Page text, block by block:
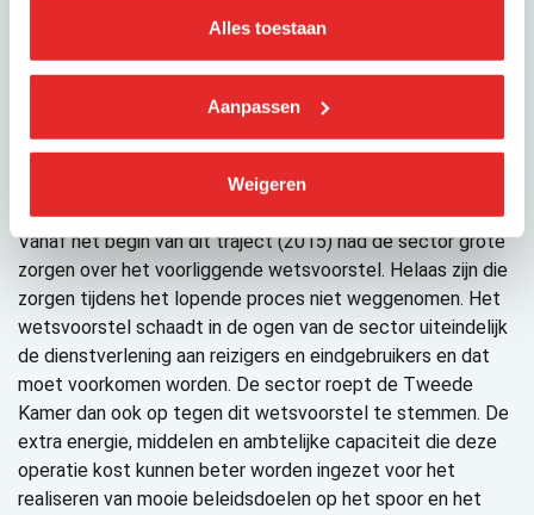
Alles toestaan
Aanpassen
Weigeren
via het spoor. Daarnaast staat de sector vanwege de
uitdaging om de reiziger weer terug in de trein te krijgen.
Wat de sector betreft kan het kabinet zich – samen met
de sector – beter richten op het realiseren van deze
omvorming van ProRail naar een ZBO.
Vanaf het begin van dit traject (2015) had de sector grote
zorgen over het voorliggende wetsvoorstel. Helaas zijn die
zorgen tijdens het lopende proces niet weggenomen. Het
wetsvoorstel schaadt in de ogen van de sector uiteindelijk
de dienstverlening aan reizigers en eindgebruikers en dat
moet voorkomen worden. De sector roept de Tweede
Kamer dan ook op tegen dit wetsvoorstel te stemmen. De
extra energie, middelen en ambtelijke capaciteit die deze
operatie kost kunnen beter worden ingezet voor het
realiseren van mooie beleidsdoelen op het spoor en het